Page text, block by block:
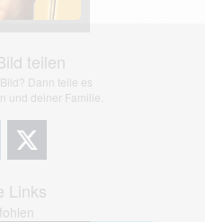
teilen
Dann teile es
und deiner Familie.
Links